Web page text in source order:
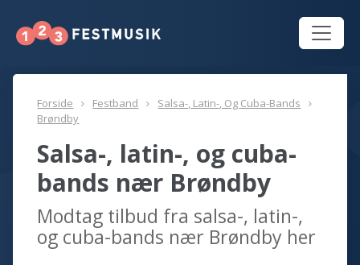
Forside Festband
Salsa-, Latin-, Og Cuba-Bands
Brøndby
Salsa-, latin-, og cuba-
bands nær Brøndby
Modtag tilbud fra salsa-, latin-,
og cuba-bands nær Brøndby her